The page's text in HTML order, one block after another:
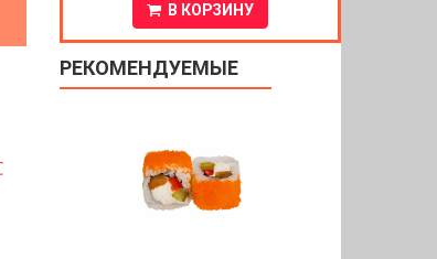
В КОРЗИНУ
РЕКОМЕНДУЕМЫЕ